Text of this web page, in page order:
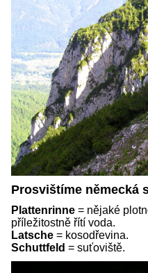
Prosvištíme německá
Plattenrinne = nějaké
příležitostně řítí voda.
Latsche = kosodřevina.
Schuttfeld = suťoviště.